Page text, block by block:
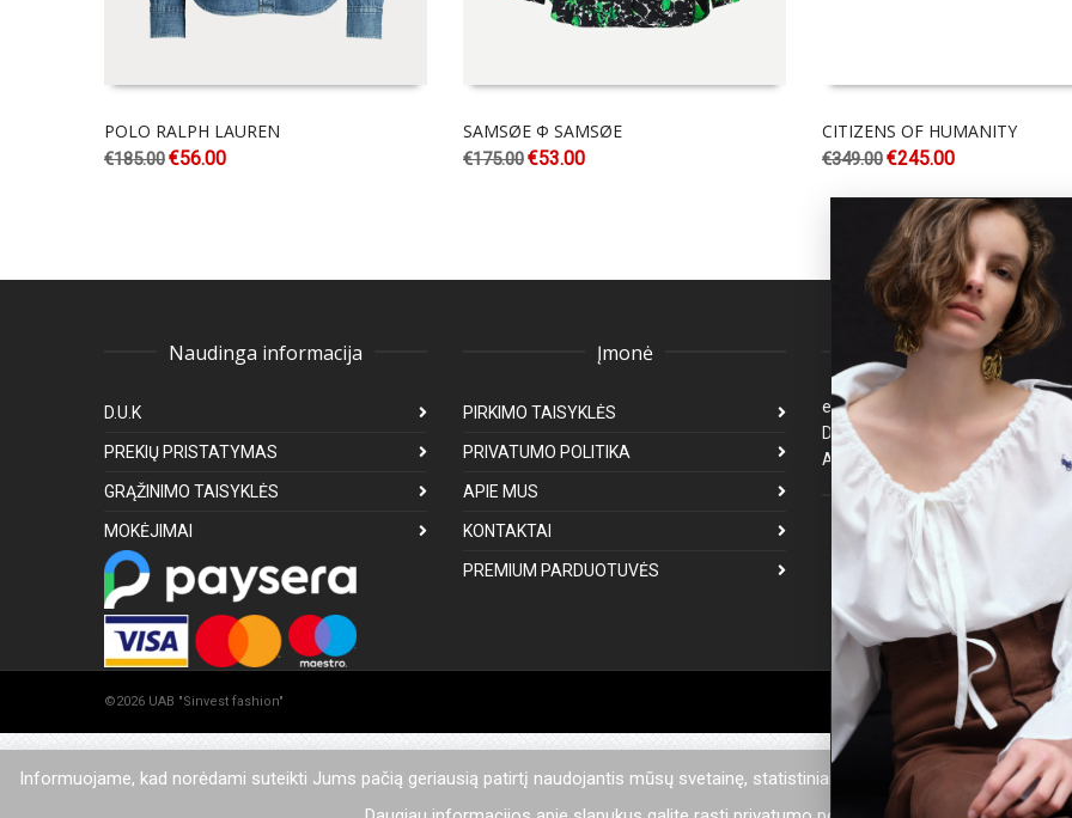
POLO RALPH LAUREN
€185.00€56.00
SAMSØE Φ SAMSØE
€175.00€53.00
CITIZENS OF HUMANITY
€349.00€245.00
Naudinga informacija
D.U.K
PREKIŲ PRISTATYMAS
GRĄŽINIMO TAISYKLĖS
MOKĖJIMAI
Įmonė
PIRKIMO TAISYKLĖS
PRIVATUMO POLITIKA
APIE MUS
KONTAKTAI
PREMIUM PARDUOTUVĖS
Klientų aptarnavimas
Darbo laikas: I-V 8:00-17:00
Atsakymas per 1-3 darbo dienas
Mus galite rasti
©2026 UAB "Sinvest fashion"
Informuojame, kad norėdami suteikti Jums pačią geriausią patirtį naudojantis mūsų svetainę, statistiniais tikslais mes naudojame